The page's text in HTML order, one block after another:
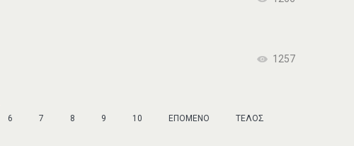
1257
6 7 8 9 10 ΕΠΌΜΕΝΟ ΤΈΛΟΣ